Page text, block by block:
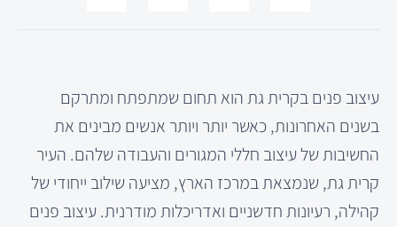
עיצוב פנים בקרית גת הוא תחום שמתפתח ומתרקם
בשנים האחרונות, כאשר יותר ויותר אנשים מבינים את
החשיבות של עיצוב חללי המגורים והעבודה שלהם. העיר
קרית גת, שנמצאת במרכז הארץ, מציעה שילוב ייחודי של
קהילה, רעיונות חדשניים ואדריכלות מודרנית. עיצוב פנים